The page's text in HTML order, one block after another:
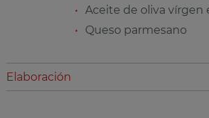
Aceite de oliva vírgen
Queso parmesano
Elaboración